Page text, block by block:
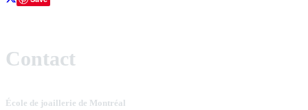
Contact
École de joaillerie de Montréal